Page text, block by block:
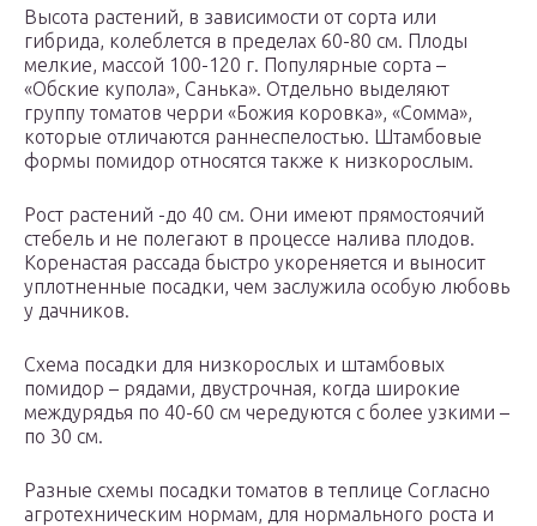
Высота растений, в зависимости от сорта или
гибрида, колеблется в пределах 60-80 см. Плоды
мелкие, массой 100-120 г. Популярные сорта –
«Обские купола», Санька». Отдельно выделяют
группу томатов черри «Божия коровка», «Сомма»,
которые отличаются раннеспелостью. Штамбовые
формы помидор относятся также к низкорослым.
Рост растений -до 40 см. Они имеют прямостоячий
стебель и не полегают в процессе налива плодов.
Коренастая рассада быстро укореняется и выносит
уплотненные посадки, чем заслужила особую любовь
у дачников.
Схема посадки для низкорослых и штамбовых
помидор – рядами, двустрочная, когда широкие
междурядья по 40-60 см чередуются с более узкими –
по 30 см.
Разные схемы посадки томатов в теплице Согласно
агротехническим нормам, для нормального роста и